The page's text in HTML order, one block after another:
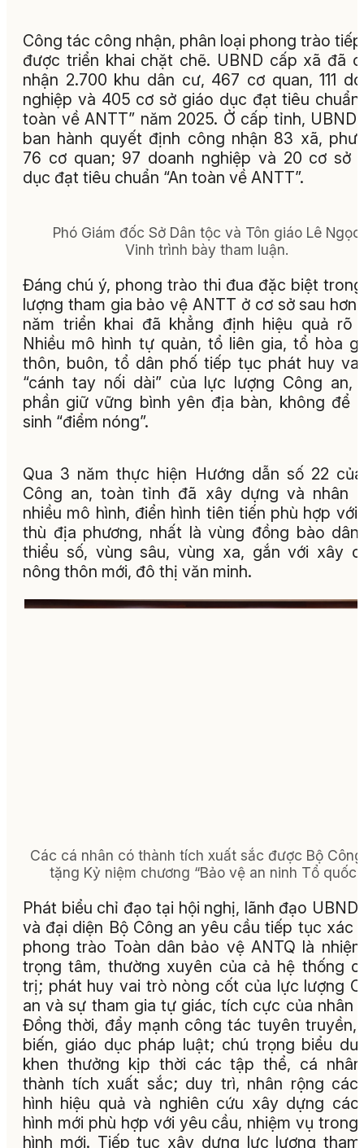
Công tác công nhận, phân loại phong trào
được triển khai chặt chẽ. UBND cấp xã đã
nhận 2.700 khu dân cư, 467 cơ quan, 111
nghiệp và 405 cơ sở giáo dục đạt tiêu chuẩn
toàn về ANTT” năm 2025. Ở cấp tỉnh, UBND
ban hành quyết định công nhận 83 xã,
76 cơ quan; 97 doanh nghiệp và 20 cơ sở
dục đạt tiêu chuẩn “An toàn về ANTT”.
Phó Giám đốc Sở Dân tộc và Tôn giáo Lê Ngọc
Vinh trình bày tham luận.
Đáng chú ý, phong trào thi đua đặc biệt
lượng tham gia bảo vệ ANTT ở cơ sở sau hơn
năm triển khai đã khẳng định hiệu quả rõ
Nhiều mô hình tự quản, tổ liên gia, tổ hòa
thôn, buôn, tổ dân phố tiếp tục phát huy
“cánh tay nối dài” của lực lượng Công an,
phần giữ vững bình yên địa bàn, không để
sinh “điểm nóng”.
Qua 3 năm thực hiện Hướng dẫn số 22
Công an, toàn tỉnh đã xây dựng và nhân
nhiều mô hình, điển hình tiên tiến phù hợp với
thù địa phương, nhất là vùng đồng bào
thiểu số, vùng sâu, vùng xa, gắn với xây
nông thôn mới, đô thị văn minh.
Các cá nhân có thành tích xuất sắc được Bộ
tặng Kỷ niệm chương “Bảo vệ an ninh Tổ quốc”.
Phát biểu chỉ đạo tại hội nghị, lãnh đạo UBND
và đại diện Bộ Công an yêu cầu tiếp tục xác
phong trào Toàn dân bảo vệ ANTQ là
trọng tâm, thường xuyên của cả hệ thống
trị; phát huy vai trò nòng cốt của lực lượng
an và sự tham gia tự giác, tích cực của nhân
Đồng thời, đẩy mạnh công tác tuyên truyền,
biến, giáo dục pháp luật; chú trọng biểu
khen thưởng kịp thời các tập thể, cá
thành tích xuất sắc; duy trì, nhân rộng các
hình hiệu quả và nghiên cứu xây dựng các
hình mới phù hợp với yêu cầu, nhiệm vụ trong
hình mới. Tiếp tục xây dựng lực lượng